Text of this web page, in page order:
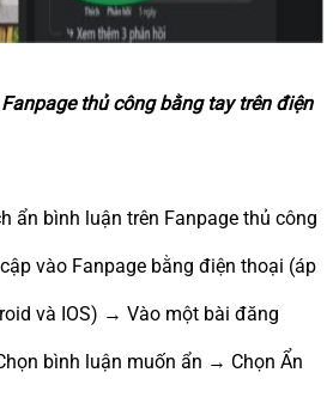
thủ công bằng tay trên điện
ẩn bình luận trên Fanpage thủ công
vào Fanpage bằng điện thoại (áp
và IOS) → Vào một bài đăng
bình luận muốn ẩn → Chọn Ẩn